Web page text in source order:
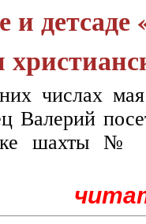
и
числах мая
Валерий
шахты №